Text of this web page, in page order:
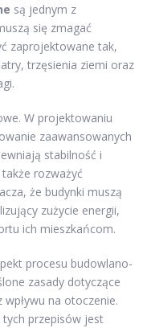
są jednym z
się zmagać
zaprojektowane tak,
trzęsienia ziemi oraz
W projektowaniu
zaawansowanych
stabilność i
rozważyć
że budynki muszą
zużycie energii,
ich mieszkańcom.
procesu budowlano-
zasady dotyczące
na otoczenie.
tych przepisów jest